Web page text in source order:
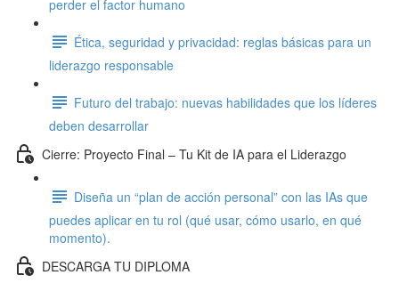
perder el factor humano
Ética, seguridad y privacidad: reglas básicas para un
liderazgo responsable
Futuro del trabajo: nuevas habilidades que los líderes
deben desarrollar
Cierre: Proyecto Final – Tu Kit de IA para el Liderazgo
Diseña un “plan de acción personal” con las IAs que
puedes aplicar en tu rol (qué usar, cómo usarlo, en qué
momento).
DESCARGA TU DIPLOMA